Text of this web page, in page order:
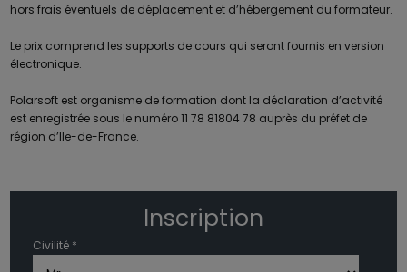
hors frais éventuels de déplacement et d’hébergement du formateur.
Le prix comprend les supports de cours qui seront fournis en version
électronique.
Polarsoft est organisme de formation dont la déclaration d’activité
est enregistrée sous le numéro 11 78 81804 78 auprès du préfet de
région d’Ile-de-France.
Inscription
Civilité *